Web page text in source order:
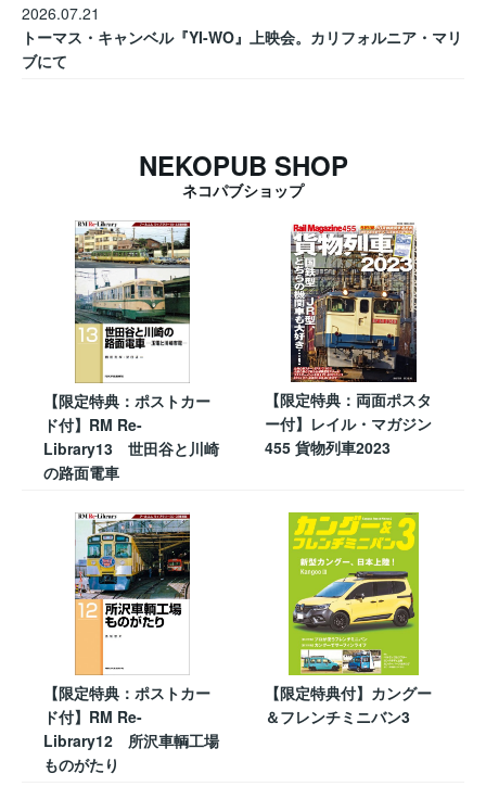
2026.07.21
トーマス・キャンベル『YI-WO』上映会。カリフォルニア・マリ
ブにて
NEKOPUB SHOP
ネコパブショップ
【限定特典：ポストカー
ド付】RM Re-
Library13 世田谷と川崎
の路面電車
【限定特典：両面ポスタ
ー付】レイル・マガジン
455 貨物列車2023
【限定特典：ポストカー
ド付】RM Re-
Library12 所沢車輌工場
ものがたり
【限定特典付】カングー
＆フレンチミニバン3